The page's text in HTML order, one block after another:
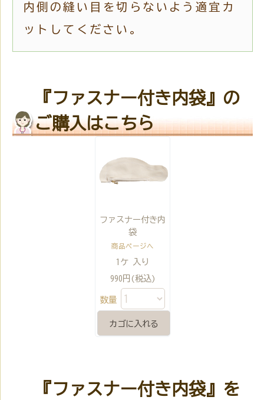
内側の縫い目を切らないよう適宜カ
ットしてください。
『ファスナー付き内袋』の
ご購入はこちら
ファスナー付き内
袋
商品ページへ
1ケ 入り
990円(税込)
数量
『ファスナー付き内袋』を